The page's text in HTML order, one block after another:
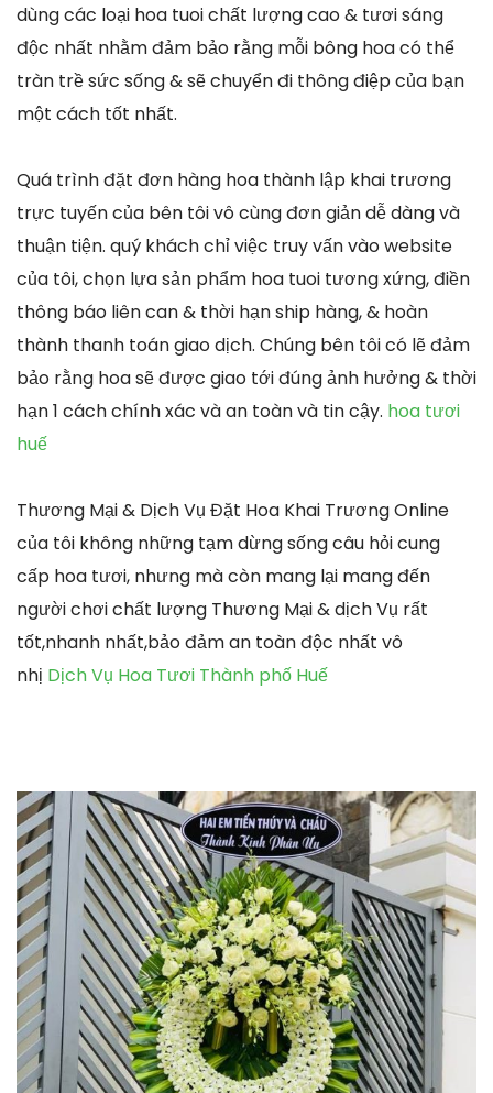
dùng các loại hoa tuoi chất lượng cao & tươi sáng
độc nhất nhằm đảm bảo rằng mỗi bông hoa có thể
tràn trề sức sống & sẽ chuyển đi thông điệp của bạn
một cách tốt nhất.
Quá trình đặt đơn hàng hoa thành lập khai trương
trực tuyến của bên tôi vô cùng đơn giản dễ dàng và
thuận tiện. quý khách chỉ việc truy vấn vào website
của tôi, chọn lựa sản phẩm hoa tuoi tương xứng, điền
thông báo liên can & thời hạn ship hàng, & hoàn
thành thanh toán giao dịch. Chúng bên tôi có lẽ đảm
bảo rằng hoa sẽ được giao tới đúng ảnh hưởng & thời
hạn 1 cách chính xác và an toàn và tin cậy. hoa tươi
huế
Thương Mại & Dịch Vụ Đặt Hoa Khai Trương Online
của tôi không những tạm dừng sống câu hỏi cung
cấp hoa tươi, nhưng mà còn mang lại mang đến
người chơi chất lượng Thương Mại & dịch Vụ rất
tốt,nhanh nhất,bảo đảm an toàn độc nhất vô
nhị Dịch Vụ Hoa Tươi Thành phố Huế